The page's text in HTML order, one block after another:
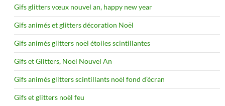
Gifs glitters vœux nouvel an, happy new year
Gifs animés et glitters décoration Noël
Gifs animés glitters noël étoiles scintillantes
Gifs et Glitters, Noël Nouvel An
Gifs animés glitters scintillants noël fond d’écran
Gifs et glitters noël feu